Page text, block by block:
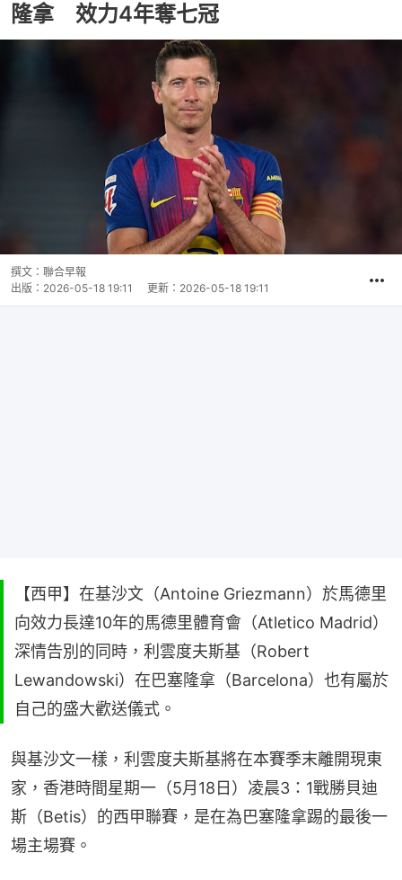
隆拿 效力4年奪七冠
撰文： 聯合早報
出版： 2026-05-18 19:11 更新： 2026-05-18 19:11
【西甲】在基沙文（Antoine Griezmann）於馬德里
向效力長達10年的馬德里體育會（Atletico Madrid）
深情告別的同時，利雲度夫斯基（Robert
Lewandowski）在巴塞隆拿（Barcelona）也有屬於
自己的盛大歡送儀式。
與基沙文一樣，利雲度夫斯基將在本賽季末離開現東
家，香港時間星期一（5月18日）凌晨3：1戰勝貝迪
斯（Betis）的西甲聯賽，是在為巴塞隆拿踢的最後一
場主場賽。